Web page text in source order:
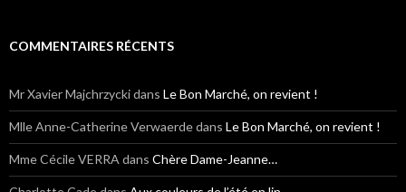
COMMENTAIRES RÉCENTS
Mr Xavier Majchrzyckidans Le Bon Marché, on revient !
Mlle Anne-Catherine Verwaerdedans Le Bon Marché, on revient !
Mme Cécile VERRA dans Chère Dame-Jeanne…